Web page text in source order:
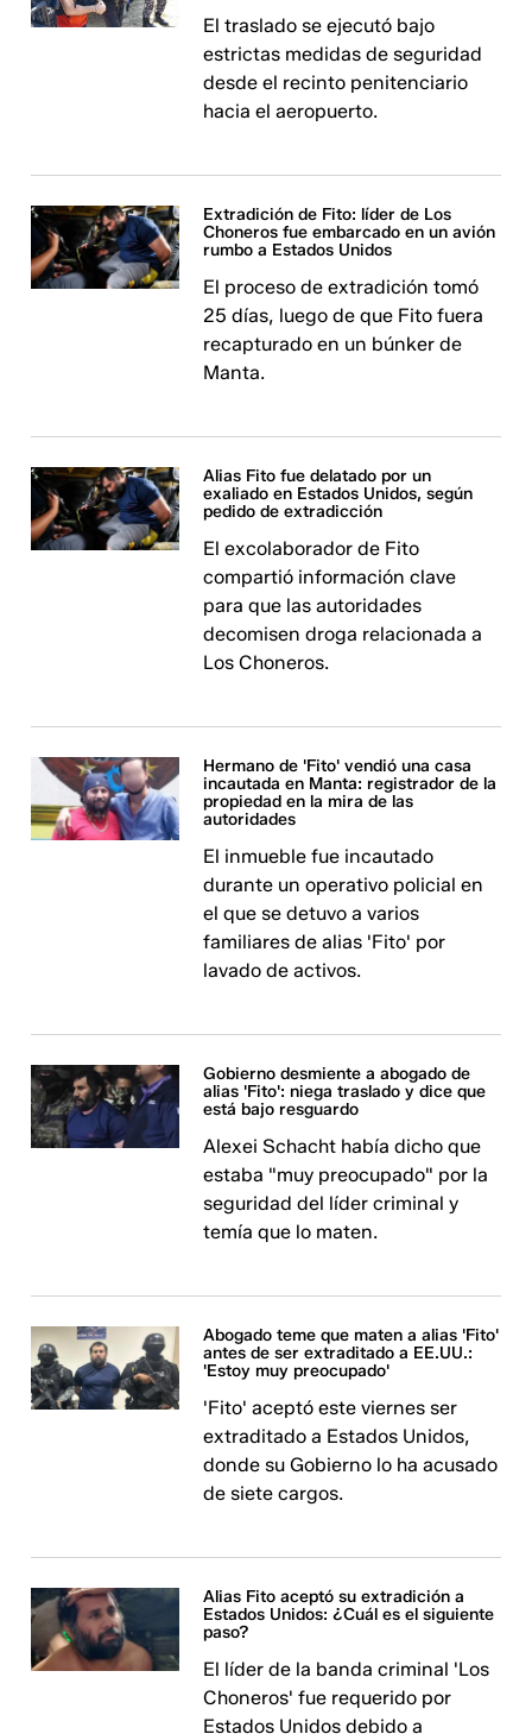
El traslado se ejecutó bajo
estrictas medidas de seguridad
desde el recinto penitenciario
hacia el aeropuerto.
Extradición de Fito: líder de Los
Choneros fue embarcado en un avión
rumbo a Estados Unidos
El proceso de extradición tomó
25 días, luego de que Fito fuera
recapturado en un búnker de
Manta.
Alias Fito fue delatado por un
exaliado en Estados Unidos, según
pedido de extradicción
El excolaborador de Fito
compartió información clave
para que las autoridades
decomisen droga relacionada a
Los Choneros.
Hermano de 'Fito' vendió una casa
incautada en Manta: registrador de la
propiedad en la mira de las
autoridades
El inmueble fue incautado
durante un operativo policial en
el que se detuvo a varios
familiares de alias 'Fito' por
lavado de activos.
Gobierno desmiente a abogado de
alias 'Fito': niega traslado y dice que
está bajo resguardo
Alexei Schacht había dicho que
estaba "muy preocupado" por la
seguridad del líder criminal y
temía que lo maten.
Abogado teme que maten a alias 'Fito'
antes de ser extraditado a EE.UU.:
'Estoy muy preocupado'
'Fito' aceptó este viernes ser
extraditado a Estados Unidos,
donde su Gobierno lo ha acusado
de siete cargos.
Alias Fito aceptó su extradición a
Estados Unidos: ¿Cuál es el siguiente
paso?
El líder de la banda criminal 'Los
Choneros' fue requerido por
Estados Unidos debido a